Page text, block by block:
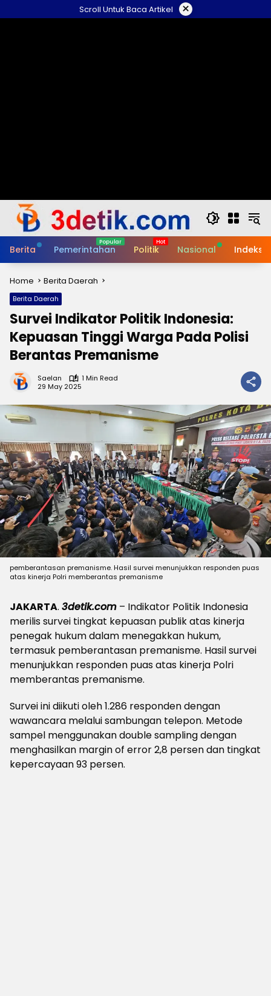
to
Scroll Untuk Baca Artikel ×
Berita Pemerintahan Politik Nasional Indeks
Home Berita Daerah
Berita Daerah
Survei Indikator Politik Indonesia:
Kepuasan Tinggi Warga Pada Polisi
Berantas Premanisme
Saelan
1 Min Read
29 May 2025
pemberantasan premanisme. Hasil survei menunjukkan responden puas
atas kinerja Polri memberantas premanisme
JAKARTA. 3detik.com – Indikator Politik Indonesia
merilis survei tingkat kepuasan publik atas kinerja
penegak hukum dalam menegakkan hukum,
termasuk pemberantasan premanisme. Hasil survei
menunjukkan responden puas atas kinerja Polri
memberantas premanisme.
Survei ini diikuti oleh 1.286 responden dengan
wawancara melalui sambungan telepon. Metode
sampel menggunakan double sampling dengan
menghasilkan margin of error 2,8 persen dan tingkat
kepercayaan 93 persen.